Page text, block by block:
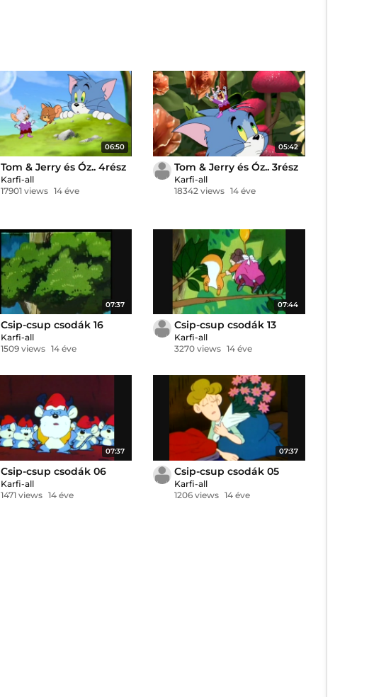
06:50
Tom & Jerry és Óz.. 4rész
Karfi-all
17901 views 14 éve
05:42
Tom & Jerry és Óz.. 3rész
Karfi-all
18342 views 14 éve
07:37
Csip-csup csodák 16
Karfi-all
1509 views 14 éve
07:44
Csip-csup csodák 13
Karfi-all
3270 views 14 éve
07:37
Csip-csup csodák 06
Karfi-all
1471 views 14 éve
07:37
Csip-csup csodák 05
Karfi-all
1206 views 14 éve